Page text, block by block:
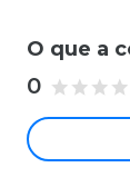
O que a
0